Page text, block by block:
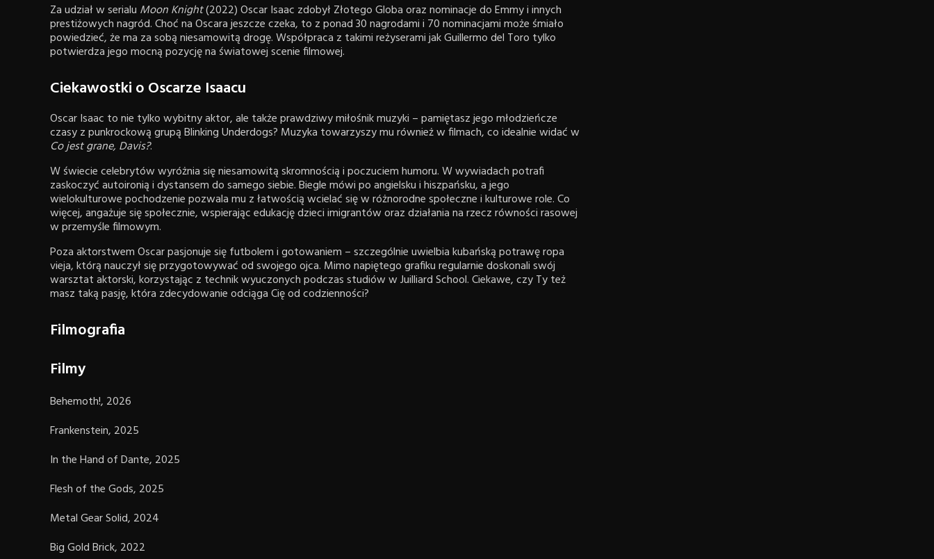
Za udział w serialu Moon Knight(2022) Oscar Isaac zdobył Złotego Globa oraz nominacje do Emmy i innych
prestiżowych nagród. Choć na Oscara jeszcze czeka, to z ponad 30 nagrodami i 70 nominacjami może śmiało
powiedzieć, że ma za sobą niesamowitą drogę. Współpraca z takimi reżyserami jak Guillermo del Toro tylko
potwierdza jego mocną pozycję na światowej scenie filmowej.
Ciekawostki o Oscarze Isaacu
Oscar Isaac to nie tylko wybitny aktor, ale także prawdziwy miłośnik muzyki – pamiętasz jego młodzieńcze
czasy z punkrockową grupą Blinking Underdogs? Muzyka towarzyszy mu również w filmach, co idealnie widać w
Co jest grane, Davis?.
W świecie celebrytów wyróżnia się niesamowitą skromnością i poczuciem humoru. W wywiadach potrafi
zaskoczyć autoironią i dystansem do samego siebie. Biegle mówi po angielsku i hiszpańsku, a jego
wielokulturowe pochodzenie pozwala mu z łatwością wcielać się w różnorodne społeczne i kulturowe role. Co
więcej, angażuje się społecznie, wspierając edukację dzieci imigrantów oraz działania na rzecz równości rasowej
w przemyśle filmowym.
Poza aktorstwem Oscar pasjonuje się futbolem i gotowaniem – szczególnie uwielbia kubańską potrawę ropa
vieja, którą nauczył się przygotowywać od swojego ojca. Mimo napiętego grafiku regularnie doskonali swój
warsztat aktorski, korzystając z technik wyuczonych podczas studiów w Juilliard School. Ciekawe, czy Ty też
masz taką pasję, która zdecydowanie odciąga Cię od codzienności?
Filmografia
Filmy
Behemoth!, 2026
Frankenstein, 2025
In the Hand of Dante, 2025
Flesh of the Gods, 2025
Metal Gear Solid, 2024
Big Gold Brick, 2022